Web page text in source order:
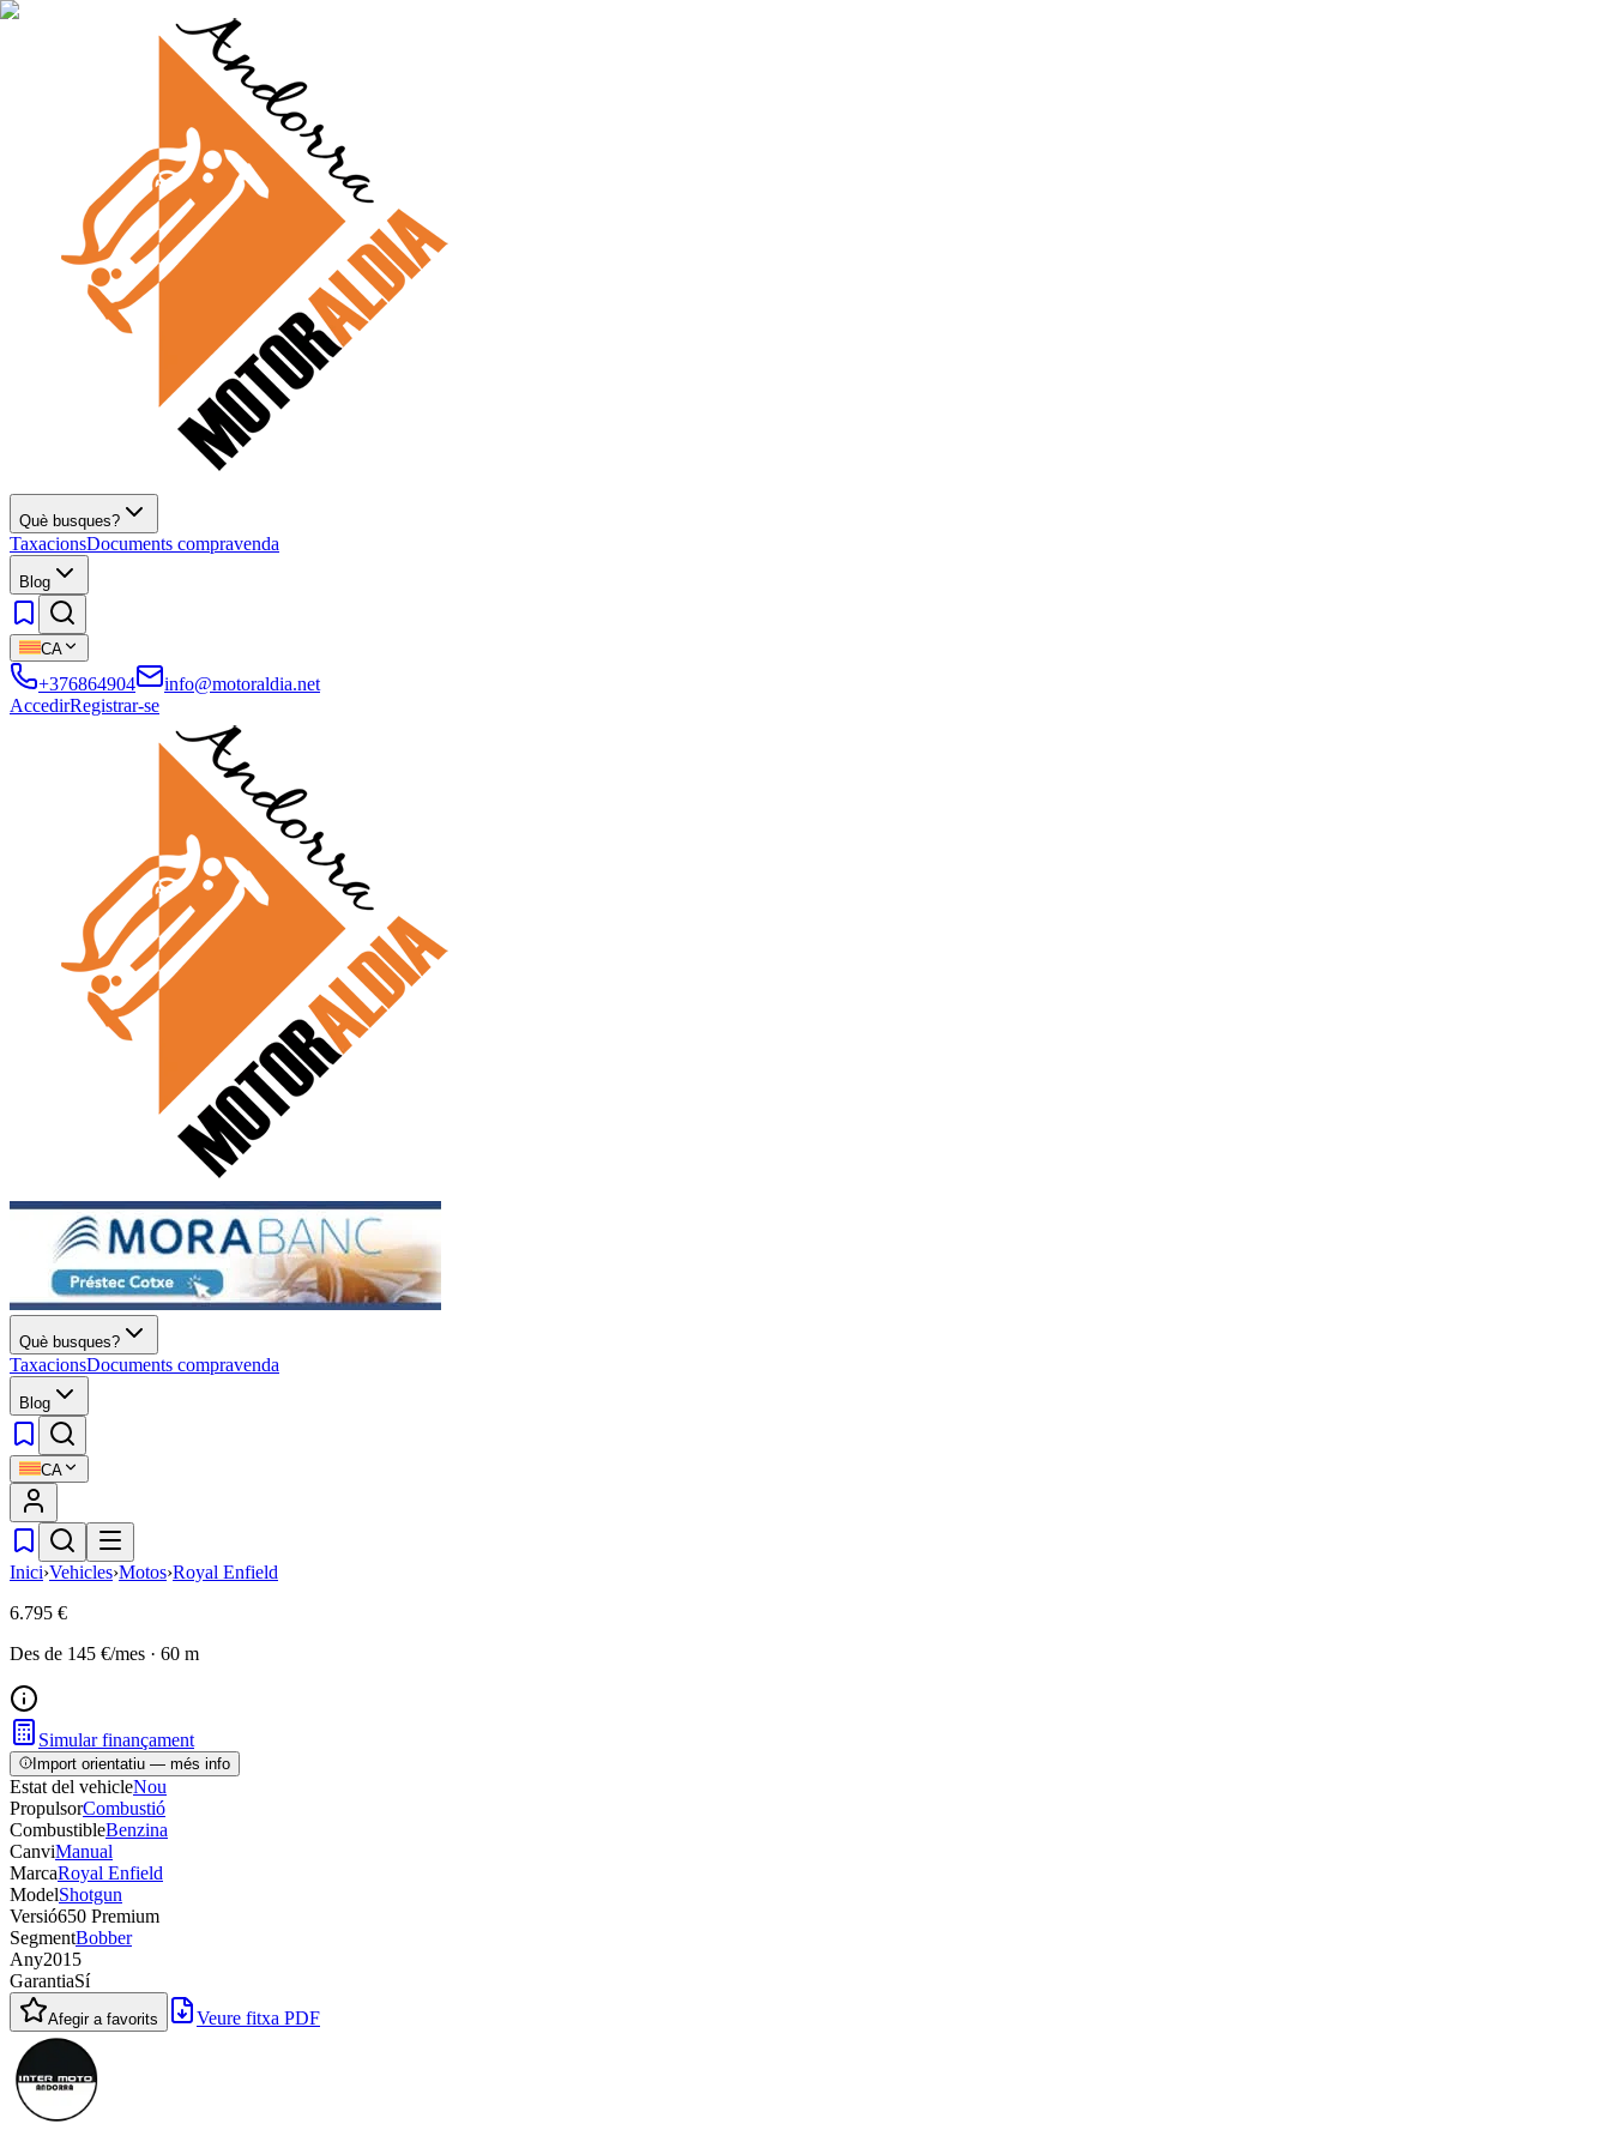
Què busques?
TaxacionsDocuments compravenda
Blog
CA
+376864904
info@motoraldia.net
AccedirRegistrar-se
Què busques?
TaxacionsDocuments compravenda
Blog
CA
Inici›Vehicles›Motos›Royal Enfield
6.795 €
Des de 145 €/mes · 60 m
Simular finançament
Import orientatiu — més info
Estat del vehicleNou
PropulsorCombustió
CombustibleBenzina
CanviManual
MarcaRoyal Enfield
ModelShotgun
Versió650 Premium
SegmentBobber
Any2015
GarantiaSí
Afegir a favorits Veure fitxa PDF